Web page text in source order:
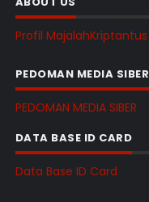
Profil MajalahKriptantus
PEDOMAN MEDIA SIBER
PEDOMAN MEDIA SIBER
DATA BASE ID CARD
Data Base ID Card